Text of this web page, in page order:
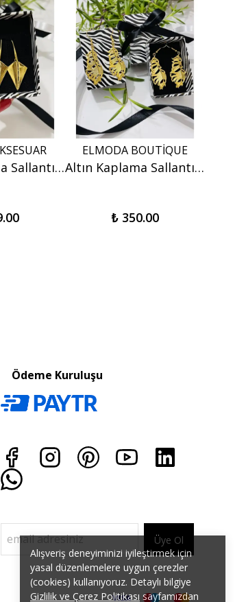
Alışveriş deneyiminizi iyileştirmek için
yasal düzenlemelere uygun çerezler
(cookies) kullanıyoruz. Detaylı bilgiye
Gizlilik ve Çerez Politikası sayfamızdan
Altın Kaplama Sallantılı Piramit Küpe - Hediyelik Küpe
ELMODA BOUTİQUE
Altın Kaplama Sallantılı Yaprak Küpe - Hediyelik Küpe
₺ 350.00
Ödeme Kuruluşu
Üye Ol